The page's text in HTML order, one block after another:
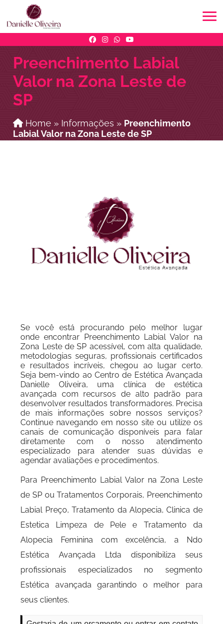
Preenchimento Labial
Valor na Zona Leste de
SP
Home » Informações » Preenchimento
Labial Valor na Zona Leste de SP
Se você está procurando pelo melhor lugar
onde encontrar Preenchimento Labial Valor na
Zona Leste de SP acessível, com alta qualidade,
metodologias seguras, profissionais certificados
e resultados incríveis, chegou ao lugar certo.
Seja bem-vindo ao Centro de Estética Avançada
Danielle Oliveira, uma clínica de estética
avançada com recursos de alto padrão para
desenvolver resultados transformadores. Precisa
de mais informações sobre nossos serviços?
Continue navegando em nosso site ou utilize os
canais de comunicação disponíveis para falar
diretamente com o nosso atendimento
especializado para atender suas dúvidas e
agendar avaliações e procedimentos.
Para Preenchimento Labial Valor na Zona Leste
de SP ou Tratamentos Corporais, Preenchimento
Labial Preço, Tratamento da Alopecia, Clinica de
Estetica Limpeza de Pele e Tratamento da
Alopecia Feminina com excelência, a Ndo
Estética Avançada Ltda disponibiliza seus
profissionais especializados no segmento
Estética avançada garantindo o melhor para
seus clientes.